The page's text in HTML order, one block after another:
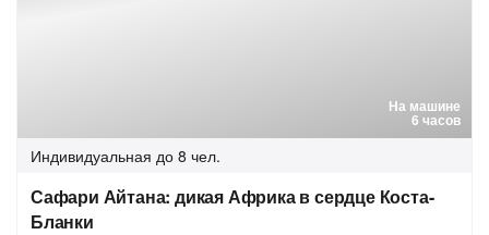
На машине
6 часов
Индивидуальная до 8 чел.
Сафари Айтана: дикая Африка в сердце Коста-
Бланки